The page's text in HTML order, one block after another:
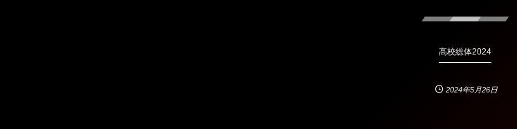
高校総体2024
2024年5月26日